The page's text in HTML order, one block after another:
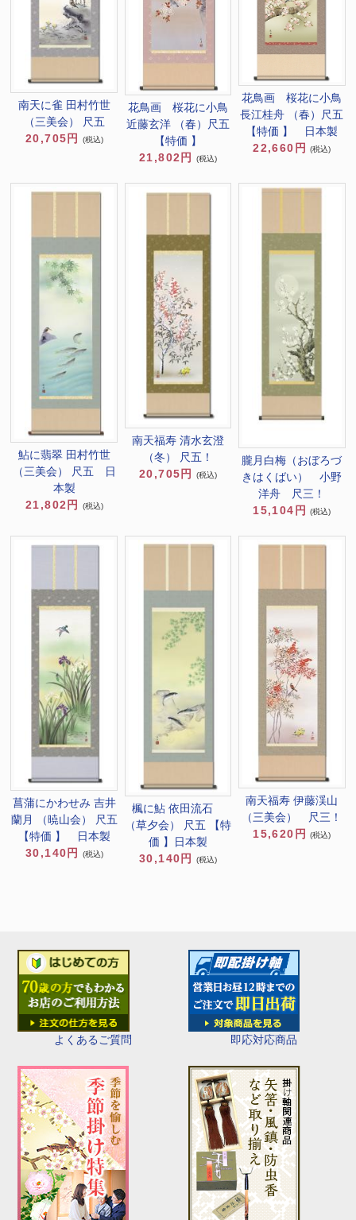
よくあるご質問 即応対応商品
南天に雀 田村竹世
（三美会） 尺五
20,705円
(税込)
花鳥画 桜花に小鳥
近藤玄洋 （春）尺五
【特価 】
21,802円
(税込)
花鳥画 桜花に小鳥
長江桂舟 （春）尺五
【特価 】 日本製
22,660円
(税込)
鮎に翡翠 田村竹世
（三美会） 尺五 日
本製
21,802円
(税込)
南天福寿 清水玄澄
（冬） 尺五！
20,705円
(税込)
朧月白梅（おぼろづ
きはくばい） 小野
洋舟 尺三！
15,104円
(税込)
菖蒲にかわせみ 吉井
蘭月 （暁山会） 尺五
【特価 】 日本製
30,140円
(税込)
楓に鮎 依田流石
（草夕会） 尺五 【特
価 】日本製
30,140円
(税込)
南天福寿 伊藤渓山
（三美会） 尺三！
15,620円
(税込)